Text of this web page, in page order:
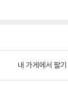
내 가게에서 팔기